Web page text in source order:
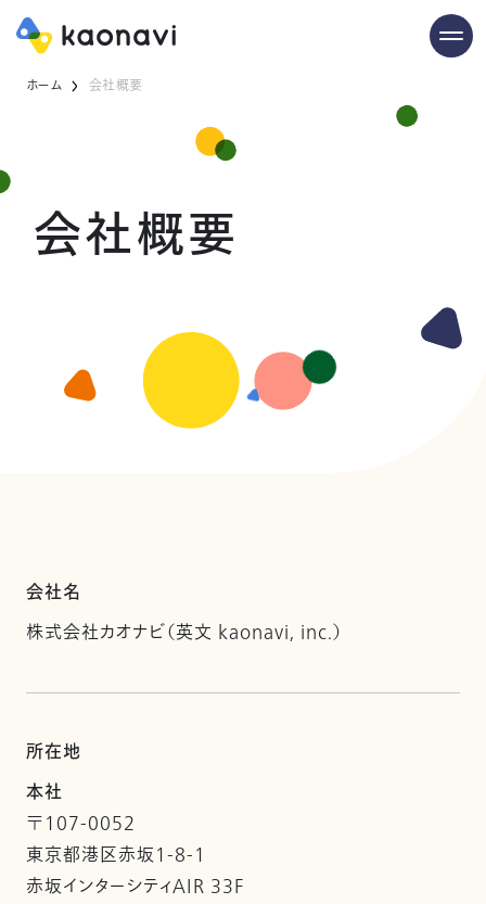
ホーム 会社概要
会社概要
会社名
株式会社カオナビ（英文 kaonavi, inc.）
所在地
本社
〒107-0052
東京都港区赤坂1-8-1
赤坂インターシティAIR 33F